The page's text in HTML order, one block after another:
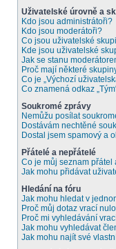
Uživatelské úrovně a
Kdo jsou administrátoři?
Kdo jsou moderátoři?
Co jsou uživatelské
Kde jsou uživatelské
Jak se stanu
Proč mají některé
Co je „Výchozí
Co znamená odkaz
Soukromé zprávy
Nemůžu posílat
Dostávám nechtěné
Dostal jsem spamový a
Přátelé a nepřátelé
Co je můj seznam přátel
Jak mohu přidávat
Hledání na fóru
Jak mohu hledat v
Proč můj dotaz vrací
Proč mi vyhledávání
Jak mohu vyhledávat
Jak mohu najít své